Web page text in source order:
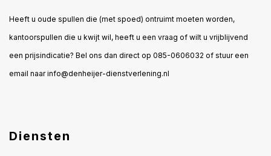
Heeft u oude spullen die (met spoed) ontruimt moeten worden,
kantoorspullen die u kwijt wil, heeft u een vraag of wilt u vrijblijvend
een prijsindicatie? Bel ons dan direct op 085-0606032 of stuur een
email naarinfo@denheijer-dienstverlening.nl
Diensten